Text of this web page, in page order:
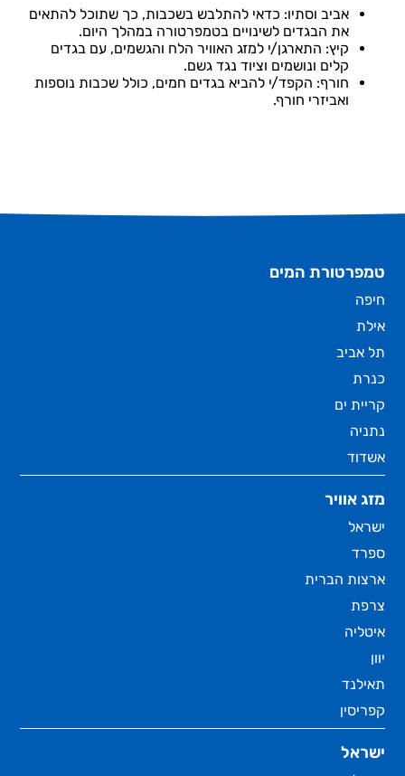
אביב וסתיו: כדאי להתלבש בשכבות, כך שתוכל להתאים
את הבגדים לשינויים בטמפרטורה במהלך היום.
קיץ: התארגן/י למזג האוויר הלח והגשמים, עם בגדים
קלים ונושמים וציוד נגד גשם.
חורף: הקפד/י להביא בגדים חמים, כולל שכבות נוספות
ואביזרי חורף.
טמפרטורת המים
חיפה
אילת
תל אביב
כנרת
קריית ים
נתניה
אשדוד
מזג אוויר
ישראל
ספרד
ארצות הברית
צרפת
איטליה
יוון
תאילנד
קפריסין
ישראל